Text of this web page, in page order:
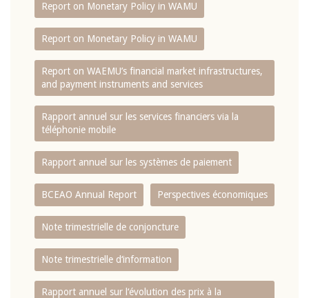
Report on Monetary Policy in WAMU
Report on Monetary Policy in WAMU
Report on WAEMU’s financial market infrastructures,
and payment instruments and services
Rapport annuel sur les services financiers via la
téléphonie mobile
Rapport annuel sur les systèmes de paiement
BCEAO Annual Report Perspectives économiques
Note trimestrielle de conjoncture
Note trimestrielle d‘information
Rapport annuel sur l‘évolution des prix à la